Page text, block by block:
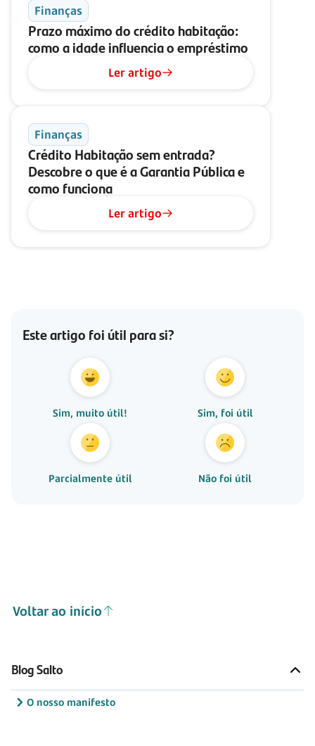
Finanças
Prazo máximo do crédito habitação:
como a idade influencia o empréstimo
Ler artigo
Finanças
Crédito Habitação sem entrada?
Descobre o que é a Garantia Pública e
como funciona
Ler artigo
Este artigo foi útil para si?
Sim, muito útil! Sim, foi útil
Parcialmente útil Não foi útil
Voltar ao início
Blog Salto
O nosso manifesto